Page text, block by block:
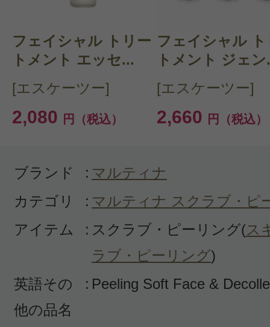
優しい感触でよかったです。コスパ
娘から薦められたものです。今まで
ちらの方がきめが細かくて気に入り
投稿日：2021年02月
maru 様／40代後半
感じた効能：うるおい/毛穴/リラッ
ォーマンス/オーガニックコスメ・自
フェイシャル トリー
トメント エッセ...
[エスケーツー]
2,080 円（税込）
フェイシャル ト
トメント ジェ
[エスケーツー]
2,660 円（税込）
ブランド : マルティナ
カテゴリ
: マルティナ スクラブ・ピ
アイテム
: スクラブ・ピーリング(ス
ラブ・ピーリング)
英語その
他の品名
: Peeling Soft Face &